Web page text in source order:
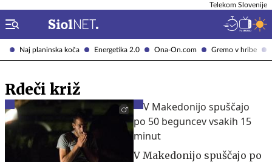
Naj planinska koča Energetika 2.0 Ona-On.com Gremo v hribe
Telekom Slovenije
Rdeči križ
V Makedonijo spuščajo po